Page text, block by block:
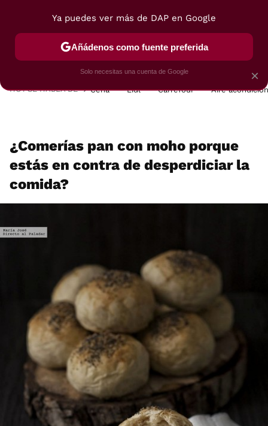
POSTRES VIAJES SELECCIÓN VEGUI
HOY SE HABLA DE Cena Lidl Carrefour Aire
¿Comerías pan con moho porque
estás en contra de desperdiciar la
comida?
×
Ya puedes ver más de DAP en Google
Añádenos como fuente preferida
Solo necesitas una cuenta de Google